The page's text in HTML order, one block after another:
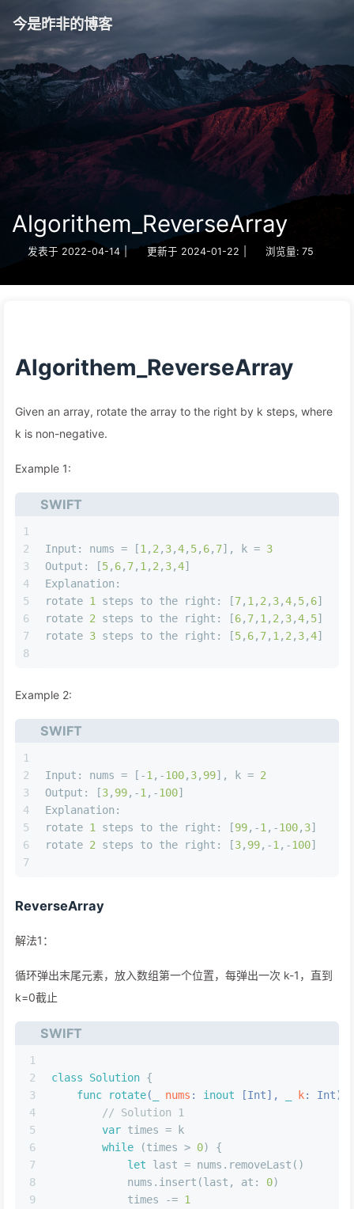
今是昨非的博客
Algorithem_ReverseArray
发表于 2022-04-14 | 更新于 2024-01-22 浏览量: 75
Algorithem_ReverseArray
Given an array, rotate the array to the right by k steps, where
k is non-negative.
Example 1:
SWIFT
1
2
3
4
5
6
7
8
Input : nums = [1 , 2 , 3,4, 5, 6, 7], k = 3
Output : [5, 6, 7, 1 , 2 , 3,4]
Explanation :
rotate 1 steps to the right: [7, 1 , 2 , 3,4, 5, 6]
rotate 2 steps to the right: [6, 7, 1 , 2 , 3,4, 5]
rotate 3 steps to the right: [5, 6, 7, 1 , 2 , 3,4]
Example 2:
SWIFT
1
2
3
4
5
6
7
Input : nums = [ -1 , -100, 3, 99], k = 2
Output : [3, 99, -1 , -100]
Explanation :
rotate 1 steps to the right: [99, -1 , -100, 3]
rotate 2 steps to the right: [3, 99, -1 , -100]
ReverseArray
解法1：
循环弹出末尾元素，放入数组第一个位置，每弹出一次 k-1，直到
k=0截止
SWIFT
1
2
3
4
5
6
7
8
9
class Solution {
func
rotate( nums : inout [Int], k: Int)
// Solution 1
var times = k
while (times > 0) {
let last = nums.removeLast()
            nums.insert(last, at:
0)
            times
-= 1